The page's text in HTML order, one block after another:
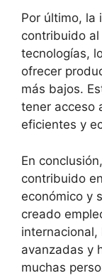
Por último, la
contribuido
tecnologías,
ofrecer
más bajos.
tener acceso
eficientes y
En
contribuido
económico y
creado
avanzadas y
muchas